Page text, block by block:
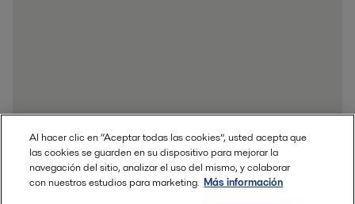
Al hacer clic en “Aceptar todas las cookies”, usted acepta que
las cookies se guarden en su dispositivo para mejorar la
navegación del sitio, analizar el uso del mismo, y colaborar
con nuestros estudios para marketing. Más información